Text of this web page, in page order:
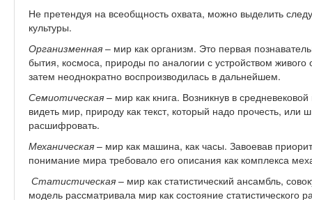
Не претендуя на всеобщность охвата, можно выделить
культуры.
Организменная – мир как организм. Это первая
бытия, космоса, природы по аналогии с устройством живого
затем неоднократно воспроизводилась в дальнейшем.
Семиотическая – мир как книга. Возникнув в
видеть мир, природу как текст, который надо прочесть, или
расшифровать.
Механическая – мир как машина, как часы. Завоевав
понимание мира требовало его описания как комплекса
Статистическая – мир как статистический ансамбль,
модель рассматривала мир как состояние статистического